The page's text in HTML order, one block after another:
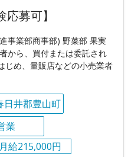
募可】
事業部商事部) 野菜部 果実
から、買付または委託され
じめ、量販店などの小売業者
日井郡豊山町
業
月給215,000円